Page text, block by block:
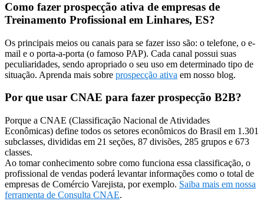
Como fazer prospecção ativa de empresas de
Treinamento Profissional em Linhares, ES?
Os principais meios ou canais para se fazer isso são: o telefone, o e-
mail e o porta-a-porta (o famoso PAP). Cada canal possui suas
peculiaridades, sendo apropriado o seu uso em determinado tipo de
situação. Aprenda mais sobre prospecção ativa em nosso blog.
Por que usar CNAE para fazer prospecção B2B?
Porque a CNAE (Classificação Nacional de Atividades
Econômicas) define todos os setores econômicos do Brasil em 1.301
subclasses, divididas em 21 seções, 87 divisões, 285 grupos e 673
classes.
Ao tomar conhecimento sobre como funciona essa classificação, o
profissional de vendas poderá levantar informações como o total de
empresas de Comércio Varejista, por exemplo. Saiba mais em nossa
ferramenta de Consulta CNAE.